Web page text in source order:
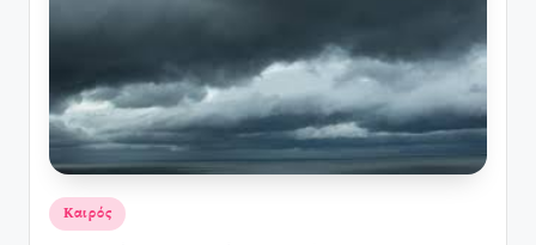
Αναρτήθηκε
σε
Καιρός